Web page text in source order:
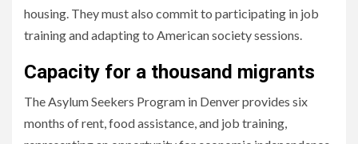
housing. They must also commit to participating in job
training and adapting to American society sessions.
Capacity for a thousand migrants
The Asylum Seekers Program in Denver provides six
months of rent, food assistance, and job training,